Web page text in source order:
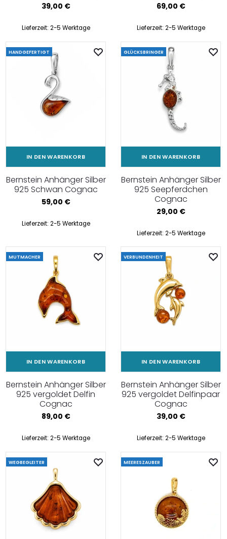
39,00 €
Lieferzeit: 2-5 Werktage
69,00 €
Lieferzeit: 2-5 Werktage
HANDGEFERTIGT
IN DEN WARENKORB
Bernstein Anhänger Silber
925 Schwan Cognac
59,00 €
Lieferzeit: 2-5 Werktage
GLÜCKSBRINGER
IN DEN WARENKORB
Bernstein Anhänger Silber
925 Seepferdchen
Cognac
29,00 €
Lieferzeit: 2-5 Werktage
MUTMACHER
IN DEN WARENKORB
Bernstein Anhänger Silber
925 vergoldet Delfin
Cognac
89,00 €
Lieferzeit: 2-5 Werktage
VERBUNDENHEIT
IN DEN WARENKORB
Bernstein Anhänger Silber
925 vergoldet Delfinpaar
Cognac
39,00 €
Lieferzeit: 2-5 Werktage
WEGBEGLEITER MEERESZAUBER